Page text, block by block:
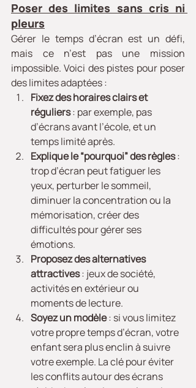
Poser des limites sans cris ni
pleurs
Gérer le temps d’écran est un défi,
mais ce n’est pas une mission
impossible. Voici des pistes pour poser
des limites adaptées :
Fixez des horaires clairs et
réguliers : par exemple, pas
d’écrans avant l’école, et un
temps limité après.
Explique le “pourquoi” des règles :
trop d’écran peut fatiguer les
yeux, perturber le sommeil,
diminuer la concentration ou la
mémorisation, créer des
difficultés pour gérer ses
émotions.
Proposez des alternatives
attractives : jeux de société,
activités en extérieur ou
moments de lecture.
Soyez un modèle : si vous limitez
votre propre temps d’écran, votre
enfant sera plus enclin à suivre
votre exemple. La clé pour éviter
les conflits autour des écrans